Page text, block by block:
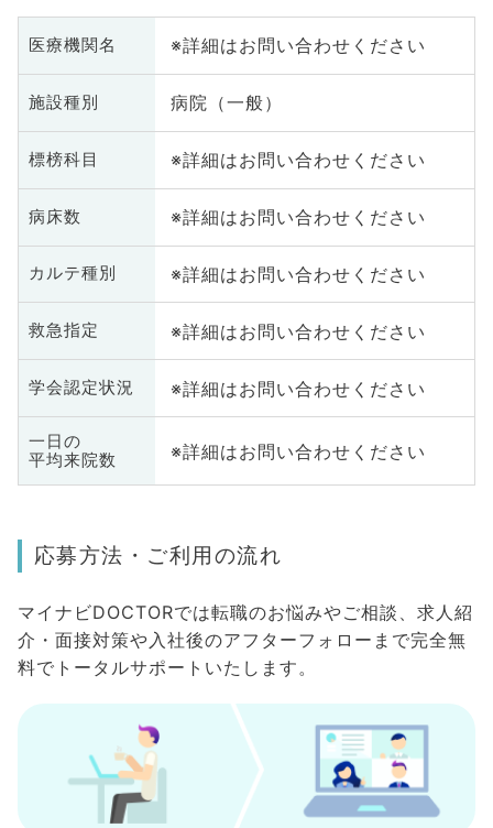
医療機関名 ※詳細はお問い合わせください
施設種別 病院（一般）
標榜科目 ※詳細はお問い合わせください
病床数 ※詳細はお問い合わせください
カルテ種別 ※詳細はお問い合わせください
救急指定 ※詳細はお問い合わせください
学会認定状況 ※詳細はお問い合わせください
一日の
平均来院数
※詳細はお問い合わせください
応募方法・ご利用の流れ
マイナビDOCTORでは転職のお悩みやご相談、求人紹
介・面接対策や入社後のアフターフォローまで完全無
料でトータルサポートいたします。